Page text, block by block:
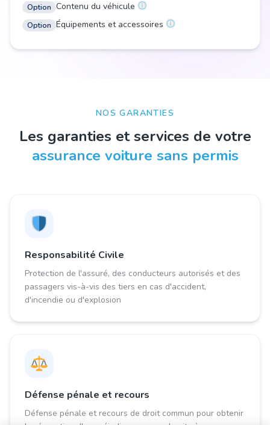
Option Contenu du véhicule
Option Équipements et accessoires
NOS GARANTIES
Les garanties et services de votre
assurance voiture sans permis
Responsabilité Civile
Protection de l'assuré, des conducteurs autorisés et des
passagers vis-à-vis des tiers en cas d'accident,
d'incendie ou d'explosion
Défense pénale et recours
Défense pénale et recours de droit commun pour obtenir